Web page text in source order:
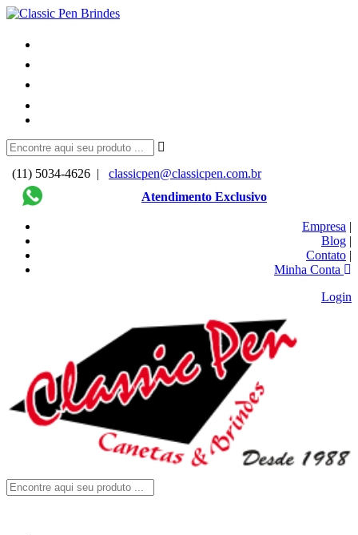
(11) 5034-4626 |
classicpen@classicpen.com.br
Atendimento Exclusivo
Empresa |
Blog |
Contato |
Minha Conta
Login